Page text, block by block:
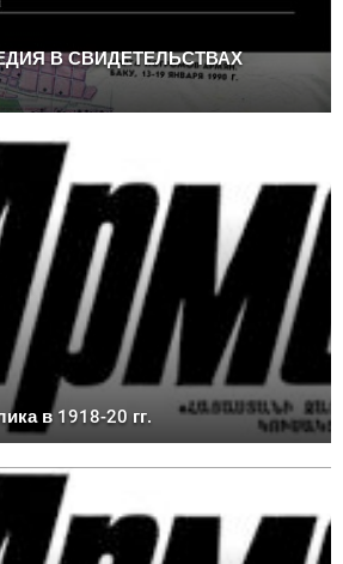
В СВИДЕТЕЛЬСТВАХ
в 1918-20 гг.